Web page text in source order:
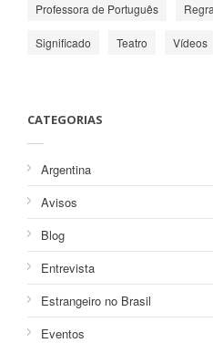
Professora de Português
Significado Teatro Vídeos
CATEGORIAS
Argentina
Avisos
Blog
Entrevista
Estrangeiro no Brasil
Eventos